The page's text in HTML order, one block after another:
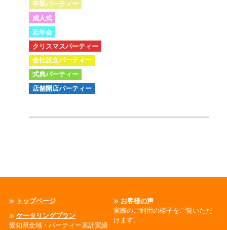
卒業パーティー
成人式
忘年会
クリスマスパーティー
会社設立パーティー
式典パーティー
店舗開店パーティー
トップページ
ケータリングプラン
愛知県全域・パーティー累計実績
お客様の声
実際のご利用の様子をご覧いただ
けます。